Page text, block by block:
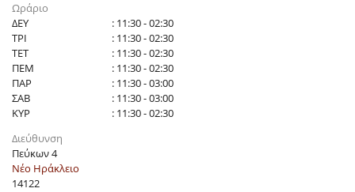
Ωράριο
ΔΕΥ
: 11:30 - 02:30
ΤΡΙ
: 11:30 - 02:30
ΤΕΤ
: 11:30 - 02:30
ΠΕΜ
: 11:30 - 02:30
ΠΑΡ
: 11:30 - 03:00
ΣΑΒ
: 11:30 - 03:00
ΚΥΡ
: 11:30 - 02:30
Διεύθυνση
Πεύκων 4
Νέο Ηράκλειο
14122